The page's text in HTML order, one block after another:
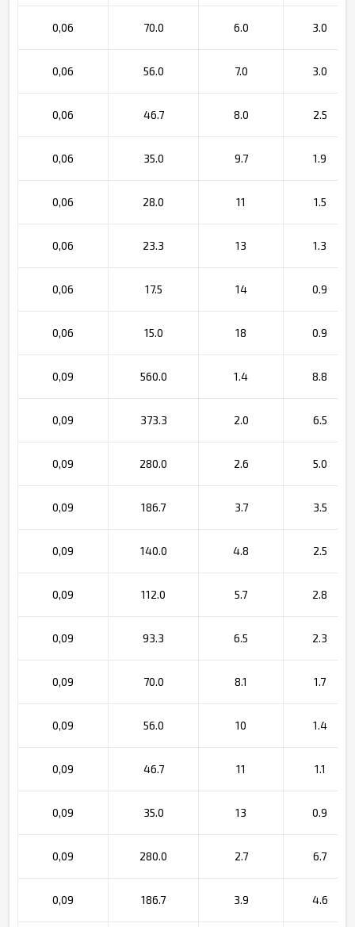
0,06 70.0 6.0 3.0
0,06 56.0 7.0 3.0
0,06 46.7 8.0 2.5
0,06 35.0 9.7 1.9
0,06 28.0 11 1.5
0,06 23.3 13 1.3
0,06 17.5 14 0.9
0,06 15.0 18 0.9
0,09 560.0 1.4 8.8
0,09 373.3 2.0 6.5
0,09 280.0 2.6 5.0
0,09 186.7 3.7 3.5
0,09 140.0 4.8 2.5
0,09 112.0 5.7 2.8
0,09 93.3 6.5 2.3
0,09 70.0 8.1 1.7
0,09 56.0 10 1.4
0,09 46.7 11 1.1
0,09 35.0 13 0.9
0,09 280.0 2.7 6.7
0,09 186.7 3.9 4.6